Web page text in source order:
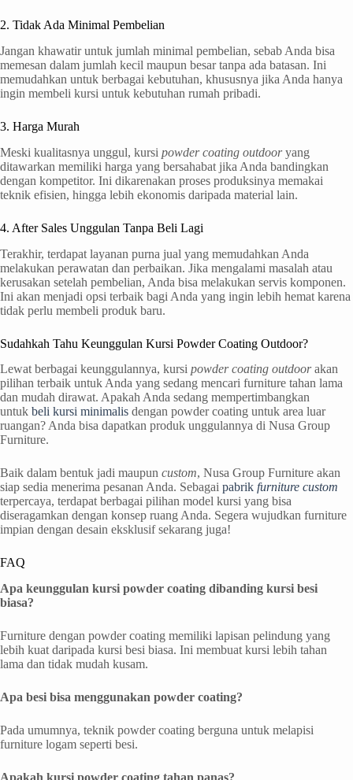
2. Tidak Ada Minimal Pembelian
Jangan khawatir untuk jumlah minimal pembelian, sebab Anda bisa
memesan dalam jumlah kecil maupun besar tanpa ada batasan. Ini
memudahkan untuk berbagai kebutuhan, khususnya jika Anda hanya
ingin membeli kursi untuk kebutuhan rumah pribadi.
3. Harga Murah
Meski kualitasnya unggul, kursi powder coating outdooryang
ditawarkan memiliki harga yang bersahabat jika Anda bandingkan
dengan kompetitor. Ini dikarenakan proses produksinya memakai
teknik efisien, hingga lebih ekonomis daripada material lain.
4. After Sales Unggulan Tanpa Beli Lagi
Terakhir, terdapat layanan purna jual yang memudahkan Anda
melakukan perawatan dan perbaikan. Jika mengalami masalah atau
kerusakan setelah pembelian, Anda bisa melakukan servis komponen.
Ini akan menjadi opsi terbaik bagi Anda yang ingin lebih hemat karena
tidak perlu membeli produk baru.
Sudahkah Tahu Keunggulan Kursi Powder Coating Outdoor?
Lewat berbagai keunggulannya, kursi powder coating outdoorakan
pilihan terbaik untuk Anda yang sedang mencari furniture tahan lama
dan mudah dirawat. Apakah Anda sedang mempertimbangkan
untuk beli kursi minimalis dengan powder coating untuk area luar
ruangan? Anda bisa dapatkan produk unggulannya di Nusa Group
Furniture.
Baik dalam bentuk jadi maupun custom, Nusa Group Furniture akan
siap sedia menerima pesanan Anda. Sebagai pabrik furniture custom
terpercaya, terdapat berbagai pilihan model kursi yang bisa
diseragamkan dengan konsep ruang Anda. Segera wujudkan furniture
impian dengan desain eksklusif sekarang juga!
FAQ
Apa keunggulan kursi powder coating dibanding kursi besi
biasa?
Furniture dengan powder coating memiliki lapisan pelindung yang
lebih kuat daripada kursi besi biasa. Ini membuat kursi lebih tahan
lama dan tidak mudah kusam.
Apa besi bisa menggunakan powder coating?
Pada umumnya, teknik powder coating berguna untuk melapisi
furniture logam seperti besi.